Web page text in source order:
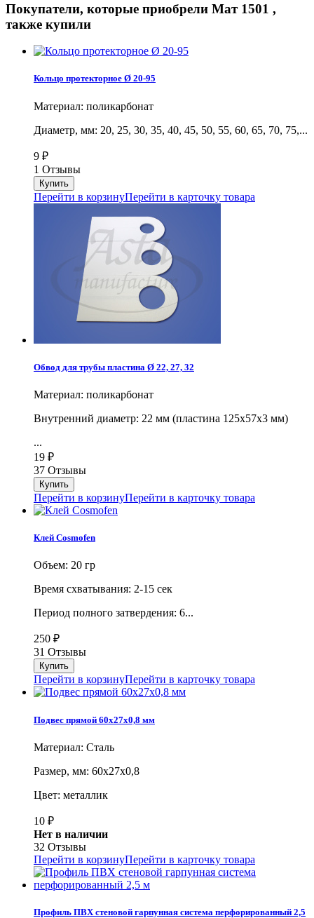
Покупатели, которые приобрели Мат 1501 ,
также купили
Кольцо протекторное Ø 20-95
Материал: поликарбонат
Диаметр, мм: 20, 25, 30, 35, 40, 45, 50, 55, 60, 65, 70, 75,...
9 ₽
1 Отзывы
Перейти в корзинуПерейти в карточку товара
Обвод для трубы пластина Ø 22, 27, 32
Материал: поликарбонат
Внутренний диаметр: 22 мм (пластина 125х57х3 мм)
...
19 ₽
37 Отзывы
Перейти в корзинуПерейти в карточку товара
Клей Cosmofen
Объем: 20 гр
Время схватывания: 2-15 сек
Период полного затвердения: 6...
250 ₽
31 Отзывы
Перейти в корзинуПерейти в карточку товара
Подвес прямой 60х27х0,8 мм
Материал: Сталь
Размер, мм: 60х27х0,8
Цвет: металлик
10 ₽
Нет в наличии
32 Отзывы
Перейти в корзинуПерейти в карточку товара
Профиль ПВХ стеновой гарпунная система перфорированный 2,5